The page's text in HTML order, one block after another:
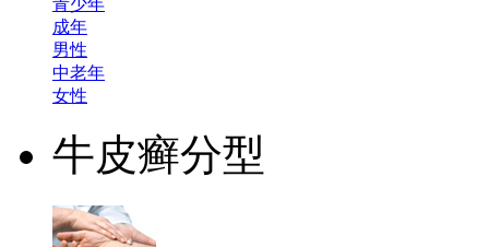
青少年
成年
男性
中老年
女性
牛皮癣分型